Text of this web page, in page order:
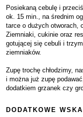
Posiekaną cebulę i
ok. 15 min., na średnim
tarce o dużych otworach,
Ziemniaki, cukinie oraz
gotującej się cebuli i
ziemniaków.
Zupę trochę chłodzimy,
i można już zupę
dodatkiem grzanek czy
DODATKOWE